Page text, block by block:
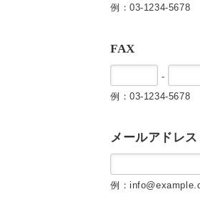
例：03-1234-5678
FAX
-
例：03-1234-5678
メールアドレス
例：